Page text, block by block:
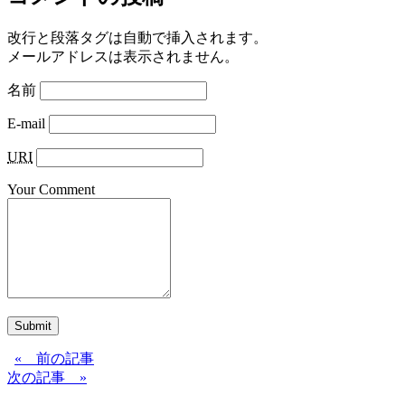
改行と段落タグは自動で挿入されます。
メールアドレスは表示されません。
名前
E-mail
URI
Your Comment
Submit
« 前の記事
次の記事 »